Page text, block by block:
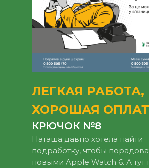
ЛЕГКАЯ РАБОТА,
ХОРОШАЯ
Наташа давно хотела найти
подработку, чтобы
новыми Apple Watch 6. А тут
КРЮЧОК №8